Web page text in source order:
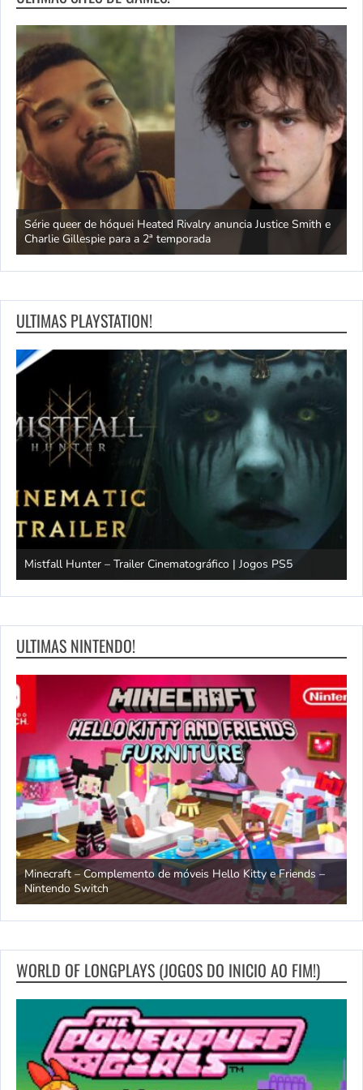
Série queer de hóquei Heated Rivalry anuncia Justice Smith e
Charlie Gillespie para a 2ª temporada
ULTIMAS PLAYSTATION!
Mistfall Hunter – Trailer Cinematográfico | Jogos PS5
ULTIMAS NINTENDO!
Minecraft – Complemento de móveis Hello Kitty e Friends –
Nintendo Switch
WORLD OF LONGPLAYS (JOGOS DO INICIO AO FIM!)